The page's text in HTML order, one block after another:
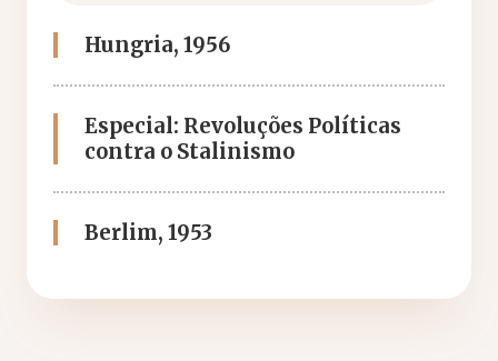
Hungria, 1956
Especial: Revoluções Políticas
contra o Stalinismo
Berlim, 1953